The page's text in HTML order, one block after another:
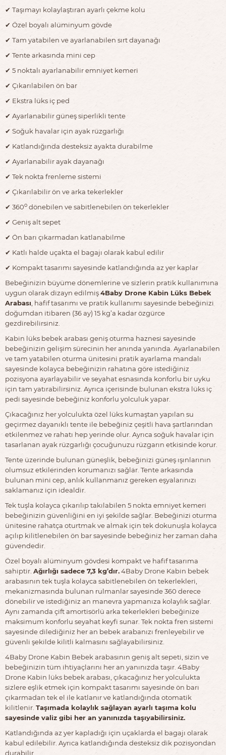
✔︎ Taşımayı kolaylaştıran ayarlı çekme kolu
✔︎ Özel boyalı alüminyum gövde
✔︎ Tam yatabilen ve ayarlanabilen sırt dayanağı
✔︎ Tente arkasında mini cep
✔︎ 5 noktalı ayarlanabilir emniyet kemeri
✔︎ Çıkarılabilen ön bar
✔︎ Ekstra lüks iç ped
✔︎ Ayarlanabilir güneş siperlikli tente
✔︎ Soğuk havalar için ayak rüzgarlığı
✔︎ Katlandığında desteksiz ayakta durabilme
✔︎ Ayarlanabilir ayak dayanağı
✔︎ Tek nokta frenleme sistemi
✔︎ Çıkarılabilir ön ve arka tekerlekler
✔︎ 360o dönebilen ve sabitlenebilen ön tekerlekler
✔︎ Geniş alt sepet
✔︎ Ön barı çıkarmadan katlanabilme
✔︎ Katlı halde uçakta el bagajı olarak kabul edilir
✔︎ Kompakt tasarımı sayesinde katlandığında az yer kaplar
Bebeğinizin büyüme dönemlerine ve sizlerin pratik kullanımına
uygun olarak dizayn edilmiş4Baby Drone Kabin Lüks Bebek
Arabası , hafif tasarımı ve pratik kullanımı sayesinde bebeğinizi
doğumdan itibaren (36 ay) 15 kg’a kadar özgürce
gezdirebilirsiniz.
Kabin lüks bebek arabası geniş oturma haznesi sayesinde
bebeğinizin gelişim sürecinin her anında yanında. Ayarlanabilen
ve tam yatabilen oturma ünitesini pratik ayarlama mandalı
sayesinde kolayca bebeğinizin rahatına göre istediğiniz
pozisyona ayarlayabilir ve seyahat esnasında konforlu bir uyku
için tam yatırabilirsiniz. Ayrıca içerisinde bulunan ekstra lüks iç
pedi sayesinde bebeğiniz konforlu yolculuk yapar.
Çıkacağınız her yolculukta özel lüks kumaştan yapılan su
geçirmez dayanıklı tente ile bebeğiniz çeşitli hava şartlarından
etkilenmez ve rahatı hep yerinde olur. Ayrıca soğuk havalar için
tasarlanan ayak rüzgarlığı çocuğunuzu rüzgarın etkisinde korur.
Tente üzerinde bulunan güneşlik, bebeğinizi güneş ışınlarının
olumsuz etkilerinden korumanızı sağlar. Tente arkasında
bulunan mini cep, anlık kullanmanız gereken eşyalarınızı
saklamanız için idealdir.
Tek tuşla kolayca çıkarılıp takılabilen 5 nokta emniyet kemeri
bebeğinizin güvenliğini en iyi şekilde sağlar. Bebeğinizi oturma
ünitesine rahatça oturtmak ve almak için tek dokunuşla kolayca
açılıp kilitlenebilen ön bar sayesinde bebeğiniz her zaman daha
güvendedir.
Özel boyalı alüminyum gövdesi kompakt ve hafif tasarıma
sahiptir. Ağırlığı sadece 7,3 kg’dır.4Baby Drone Kabin bebek
arabasının tek tuşla kolayca sabitlenebilen ön tekerlekleri,
mekanizmasında bulunan rulmanlar sayesinde 360 derece
dönebilir ve istediğiniz an manevra yapmanıza kolaylık sağlar.
Aynı zamanda çift amortisörlü arka tekerlekleri bebeğinize
maksimum konforlu seyahat keyfi sunar. Tek nokta fren sistemi
sayesinde dilediğiniz her an bebek arabanızı frenleyebilir ve
güvenli şekilde kilitli kalmasını sağlayabilirsiniz.
4Baby Drone Kabin Bebek arabasının geniş alt sepeti, sizin ve
bebeğinizin tüm ihtiyaçlarını her an yanınızda taşır. 4Baby
Drone Kabin lüks bebek arabası, çıkacağınız her yolculukta
sizlere eşlik etmek için kompakt tasarımı sayesinde ön barı
çıkarmadan tek el ile katlanır ve katlandığında otomatik
kilitlenir. Taşımada kolaylık sağlayan ayarlı taşıma kolu
sayesinde valiz gibi her an yanınızda taşıyabilirsiniz.
Katlandığında az yer kapladığı için uçaklarda el bagajı olarak
kabul edilebilir. Ayrıca katlandığında desteksiz dik pozisyondan
durabilir.